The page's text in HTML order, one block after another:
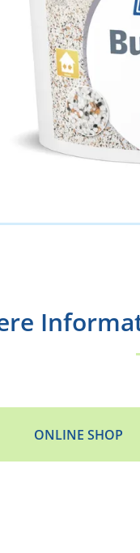
ONLINE SHOP